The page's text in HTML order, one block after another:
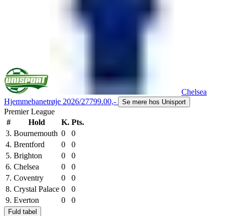
Chelsea
Hjemmebanetrøje 2026/27799.00,- Se mere hos Unisport
Premier League
#
Hold K. Pts.
3. Bournemouth 0
0
4. Brentford 0
0
5. Brighton 0
0
6. Chelsea 0
0
7. Coventry 0
0
8. Crystal Palace 0
0
9. Everton 0 0
Fuld tabel